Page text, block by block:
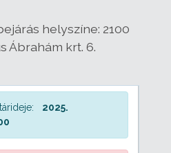
helyszíne: 2100
Ábrahám krt. 6.
2025.